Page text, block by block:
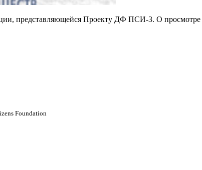
представляющейся Проекту ДФ ПСИ-3. О просмотре
Foundation